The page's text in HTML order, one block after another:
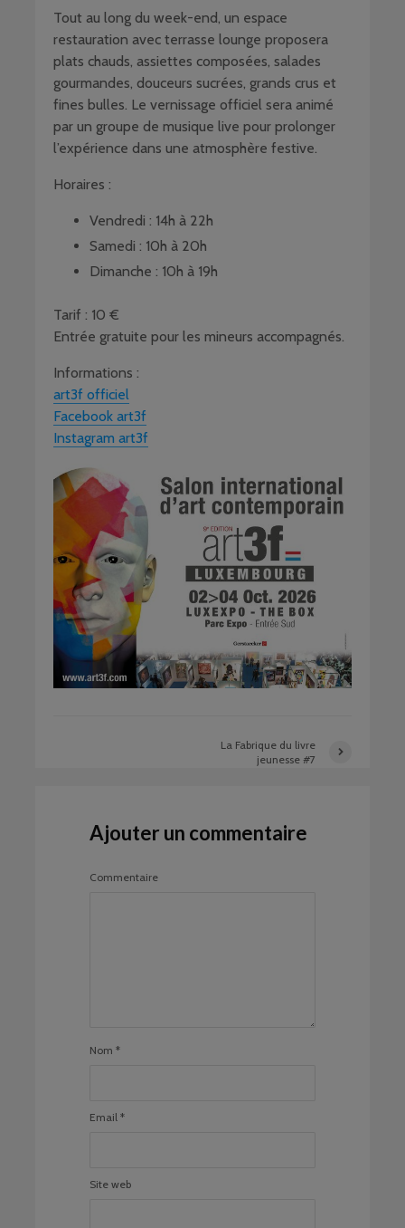
Tout au long du week-end, un espace
restauration avec terrasse lounge proposera
plats chauds, assiettes composées, salades
gourmandes, douceurs sucrées, grands crus et
fines bulles. Le vernissage officiel sera animé
par un groupe de musique live pour prolonger
l’expérience dans une atmosphère festive.
Horaires :
Vendredi : 14h à 22h
Samedi : 10h à 20h
Dimanche : 10h à 19h
Tarif : 10 €
Entrée gratuite pour les mineurs accompagnés.
Informations :
art3f officiel
Facebook art3f
Instagram art3f
La Fabrique du livre
jeunesse #7
Ajouter un commentaire
Commentaire
Nom *
Email *
Site web